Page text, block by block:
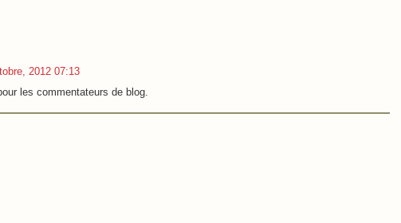
2012 07:13
les commentateurs de blog.